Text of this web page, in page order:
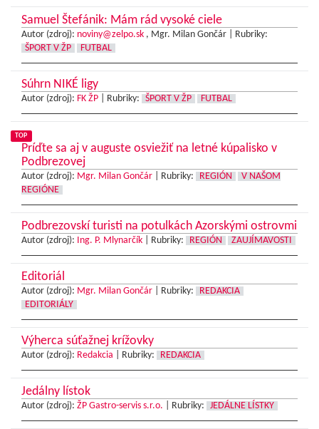
Samuel Štefánik: Mám rád vysoké ciele
Autor (zdroj): noviny@zelpo.sk , Mgr. Milan Gončár |
Rubriky:
ŠPORT V ŽP
FUTBAL
Súhrn NIKÉ ligy
Autor (zdroj): FK ŽP Rubriky: ŠPORT V ŽP FUTBAL
TOP
Príďte sa aj v auguste osviežiť na letné kúpalisko v
Podbrezovej
Autor (zdroj): Mgr. Milan Gončár Rubriky: REGIÓN
V NAŠOM
REGIÓNE
Podbrezovskí turisti na potulkách Azorskými ostrovmi
Autor (zdroj): Ing. P. Mlynarčík Rubriky: REGIÓN ZAUJÍMAVOSTI
Editoriál
Autor (zdroj): Mgr. Milan Gončár Rubriky:
REDAKCIA
EDITORIÁLY
Výherca súťažnej krížovky
Autor (zdroj): Redakcia Rubriky: REDAKCIA
Jedálny lístok
Autor (zdroj): ŽP Gastro-servis s.r.o. Rubriky: JEDÁLNE LÍSTKY